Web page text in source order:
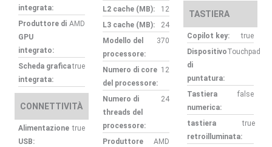
integrata:
Produttore di
GPU
integrato:
AMD
Scheda grafica
integrata:
true
CONNETTIVITÀ
Alimentazione
USB:
true
L2 cache (MB):
12
L3 cache (MB):
24
Modello del
processore:
370
Numero di core
del processore:
12
Numero di
threads del
processore:
24
Produttore
AMD
TASTIERA
Copilot key:
true
Dispositivo
di
puntatura:
Touchpad
Tastiera
numerica:
false
tastiera
retroilluminata:
true